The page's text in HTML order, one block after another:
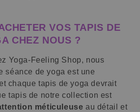
VOS TAPIS DE
CHEZ NOUS ?
Yoga-Feeling Shop, nous
séance de yoga est une
chaque tapis de yoga devrait
tapis de notre collection est
méticuleuse au détail et